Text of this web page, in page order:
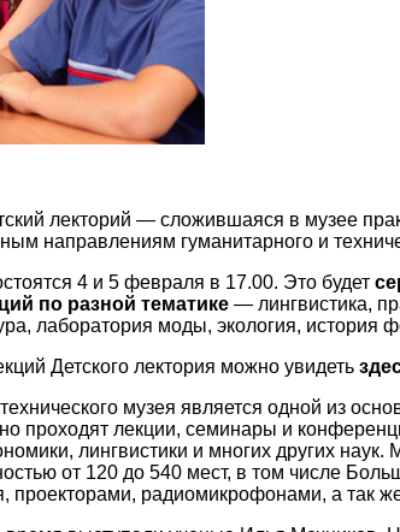
лекторий — сложившаяся в музее
направлениям гуманитарного и
4 и 5 февраля в 17.00. Это будет
по разной тематике — лингвистика,
лаборатория моды, экология, история
Детского лектория можно увидеть
музея является одной из
проходят лекции, семинары и
лингвистики и многих других
от 120 до 540 мест, в том числе
проекторами, радиомикрофонами, а так